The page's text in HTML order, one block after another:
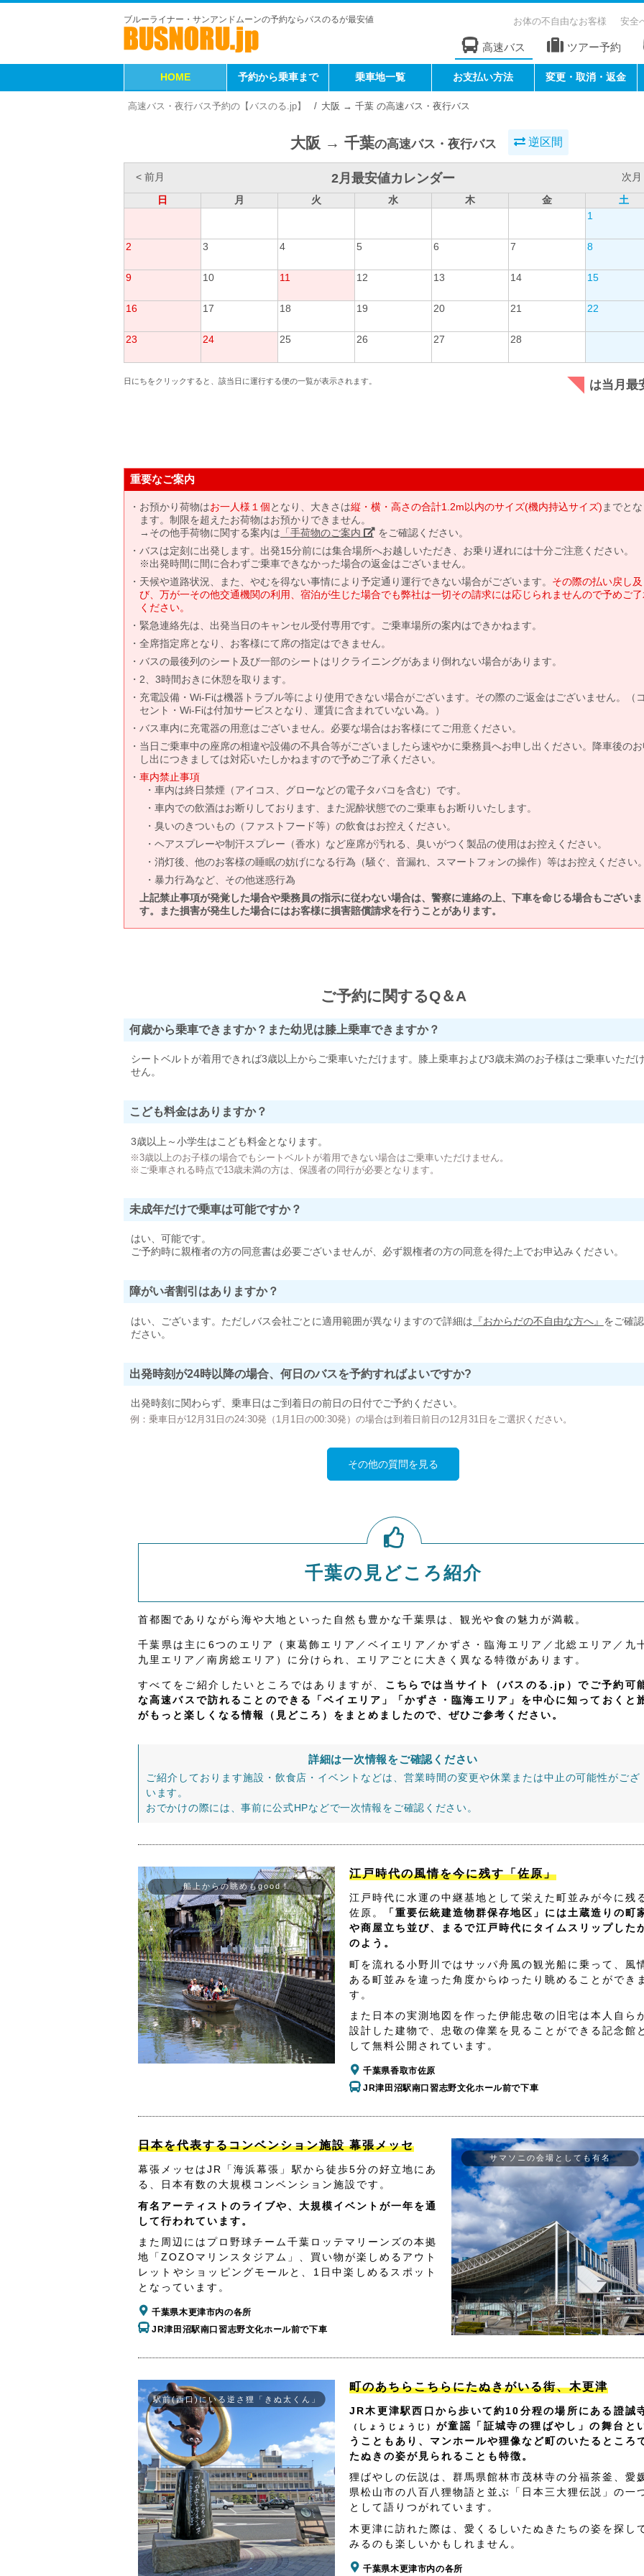
ブルーライナー・サンアンドムーンの予約ならバスのるが最安値 お体の不自由なお客様 安全
高速バス ツアー予約
HOME 予約から乗車まで 乗車地一覧 お支払い方法 変更・取消・返金
高速バス・夜行バス予約の【バスのる.jp】 大阪 → 千葉 の高速バス・夜行バス
大阪 → 千葉の高速バス・夜行バス 逆区間
< 前月 2月最安値カレンダー
次月
日
月 火 水 木 金
土
1
2 3 4 5 6 7 8
9 10 11 12 13 14 15
16 17 18 19 20 21 22
23 24 25 26 27 28
日にちをクリックすると、該当日に運行する便の一覧が表示されます。 は当月最
重要なご案内
お預かり荷物はお一人様１個となり、大きさは縦・横・高さの合計1.2m以内のサイズ(機内持込サイズ) までと
ます。制限を超えたお荷物はお預かりできません。
→その他手荷物に関する案内は 「手荷物のご案内」 をご確認ください。
バスは定刻に出発します。出発15分前には集合場所へお越しいただき、お乗り遅れには十分ご注意ください。
※出発時間に間に合わずご乗車できなかった場合の返金はございません。
天候や道路状況、また、やむを得ない事情により予定通り運行できない場合がございます。 その際の払い戻し及
び、万が一その他交通機関の利用、宿泊が生じた場合でも弊社は一切その請求には応じられませんので予めご
ください。
緊急連絡先は、出発当日のキャンセル受付専用です。ご乗車場所の案内はできかねます。
全席指定席となり、お客様にて席の指定はできません。
バスの最後列のシート及び一部のシートはリクライニングがあまり倒れない場合があります。
2、3時間おきに休憩を取ります。
充電設備・Wi-Fiは機器トラブル等により使用できない場合がございます。その際のご返金はございません。（
セント・Wi-Fiは付加サービスとなり、運賃に含まれていない為。）
バス車内に充電器の用意はございません。必要な場合はお客様にてご用意ください。
当日ご乗車中の座席の相違や設備の不具合等がございましたら速やかに乗務員へお申し出ください。降車後の
し出につきましては対応いたしかねますので予めご了承ください。
車内禁止事項
車内は終日禁煙（アイコス、グローなどの電子タバコを含む）です。
車内での飲酒はお断りしております、また泥酔状態でのご乗車もお断りいたします。
臭いのきついもの（ファストフード等）の飲食はお控えください。
ヘアスプレーや制汗スプレー（香水）など座席が汚れる、臭いがつく製品の使用はお控えください。
消灯後、他のお客様の睡眠の妨げになる行為（騒ぐ、音漏れ、スマートフォンの操作）等はお控えください
暴力行為など、その他迷惑行為
上記禁止事項が発覚した場合や乗務員の指示に従わない場合は、警察に連絡の上、下車を命じる場合もございま
す。また損害が発生した場合にはお客様に損害賠償請求を行うことがあります。
ご予約に関するQ＆A
何歳から乗車できますか？また幼児は膝上乗車できますか？
シートベルトが着用できれば3歳以上からご乗車いただけます。膝上乗車および3歳未満のお子様はご乗車いただ
せん。
こども料金はありますか？
3歳以上～小学生はこども料金となります。
※3歳以上のお子様の場合でもシートベルトが着用できない場合はご乗車いただけません。
※ご乗車される時点で13歳未満の方は、保護者の同行が必要となります。
未成年だけで乗車は可能ですか？
はい、可能です。
ご予約時に親権者の方の同意書は必要ございませんが、必ず親権者の方の同意を得た上でお申込みください。
障がい者割引はありますか？
はい、ございます。ただしバス会社ごとに適用範囲が異なりますので詳細は 『おからだの不自由な方へ』 をご確
ださい。
出発時刻が24時以降の場合、何日のバスを予約すればよいですか?
出発時刻に関わらず、乗車日はご到着日の前日の日付でご予約ください。
例：乗車日が12月31日の24:30発（1月1日の00:30発）の場合は到着日前日の12月31日をご選択ください。
その他の質問を見る
千葉の見どころ紹介
首都圏でありながら海や大地といった自然も豊かな千葉県は、観光や食の魅力が満載。
千葉県は主に6つのエリア（東葛飾エリア／ベイエリア／かずさ・臨海エリア／北総エリア／九
九里エリア／南房総エリア）に分けられ、エリアごとに大きく異なる特徴があります。
すべてをご紹介したいところではありますが、 こちらでは当サイト（バスのる.jp）でご予約可
な高速バスで訪れることのできる「ベイエリア」「かずさ・臨海エリア」を中心に知っておくと
がもっと楽しくなる情報（見どころ）をまとめましたので、ぜひご参考ください。
詳細は一次情報をご確認ください
ご紹介しております施設・飲食店・イベントなどは、営業時間の変更や休業または中止の可能性がござ
います。
おでかけの際には、事前に公式HPなどで一次情報をご確認ください。
船上からの眺めもgood！
江戸時代の風情を今に残す「佐原」
江戸時代に水運の中継基地として栄えた町並みが今に残
佐原。
「重要伝統建造物群保存地区」には土蔵造りの町
や商屋立ち並び、まるで江戸時代にタイムスリップした
のよう。
町を流れる小野川ではサッパ舟風の観光船に乗って、風
ある町並みを違った角度からゆったり眺めることができ
す。
また日本の実測地図を作った伊能忠敬の旧宅は本人自ら
設計した建物で、忠敬の偉業を見ることができる記念館
して無料公開されています。
千葉県香取市佐原
JR津田沼駅南口習志野文化ホール前で下車
日本を代表するコンベンション施設 幕張メッセ
幕張メッセはJR「海浜幕張」駅から徒歩5分の好立地にあ
る、日本有数の大規模コンベンション施設です。
有名アーティストのライブや、大規模イベントが一年を通
して行われています。
また周辺にはプロ野球チーム千葉ロッテマリーンズの本拠
地「ZOZOマリンスタジアム」、買い物が楽しめるアウト
レットやショッピングモールと、1日中楽しめるスポット
となっています。
千葉県木更津市内の各所
JR津田沼駅南口習志野文化ホール前で下車
サマソニの会場としても有名
駅前(西口)にいる逆さ狸「きぬ太くん」
町のあちらこちらにたぬきがいる街、木更津
JR木更津駅西口から歩いて約10分程の場所にある證誠
（しょうじょうじ） が童謡「証城寺の狸ばやし」の舞台と
うこともあり、マンホールや狸像など町のいたるところ
たぬきの姿が見られることも特徴。
狸ばやしの伝説は、群馬県館林市茂林寺の分福茶釜、愛
県松山市の八百八狸物語と並ぶ「日本三大狸伝説」の一
として語りつがれています。
木更津に訪れた際は、愛くるしいたぬきたちの姿を探し
みるのも楽しいかもしれません。
千葉県木更津市内の各所